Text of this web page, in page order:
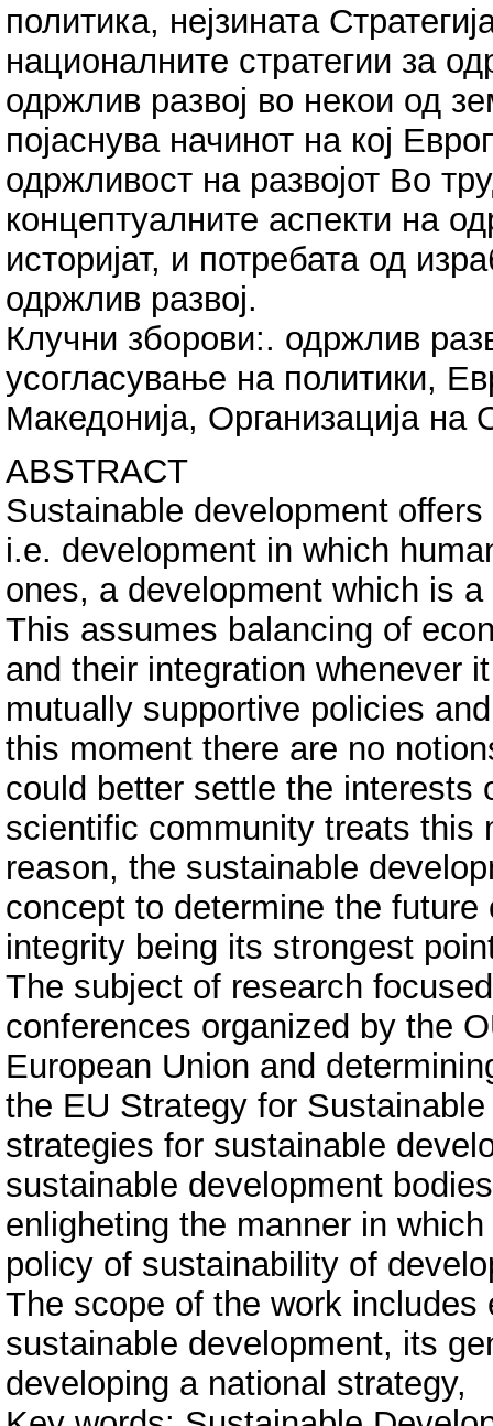
политика, нејзината
националните стратегии за
одржлив развој во некои од
појаснува начинот на кој
одржливост на развојот Во
концептуалните аспекти на
историјат, и потребата од
одржлив развој.
Клучни зборови:. одржлив
усогласување на политики,
Македонија, Организација
ABSTRACT
Sustainable development
i.e. development in which
ones, a development which is
This assumes balancing of
and their integration whenever
mutually supportive policies
this moment there are no
could better settle the interests
scientific community treats this
reason, the sustainable
concept to determine the
integrity being its strongest
The subject of research
conferences organized by the
European Union and
the EU Strategy for
strategies for sustainable
sustainable development
enligheting the manner in
policy of sustainability of
The scope of the work
sustainable development, its
developing a national strategy,